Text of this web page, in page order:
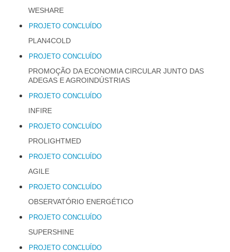
WESHARE
PROJETO CONCLUÍDO
PLAN4COLD
PROJETO CONCLUÍDO
PROMOÇÃO DA ECONOMIA CIRCULAR JUNTO DAS
ADEGAS E AGROINDÚSTRIAS
PROJETO CONCLUÍDO
INFIRE
PROJETO CONCLUÍDO
PROLIGHTMED
PROJETO CONCLUÍDO
AGILE
PROJETO CONCLUÍDO
OBSERVATÓRIO ENERGÉTICO
PROJETO CONCLUÍDO
SUPERSHINE
PROJETO CONCLUÍDO